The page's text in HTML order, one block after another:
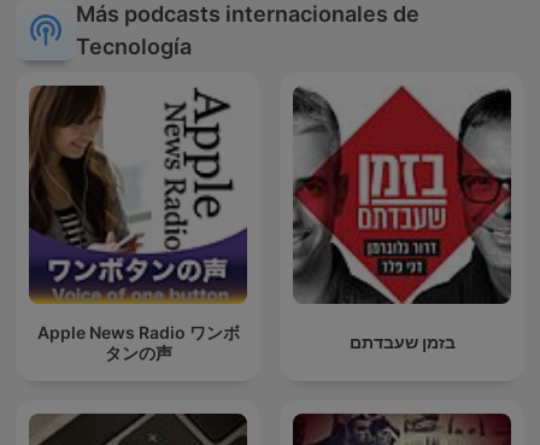
Más podcasts internacionales de
Tecnología
Apple News Radio ワンボ
タンの声
בזמן שעבדתם